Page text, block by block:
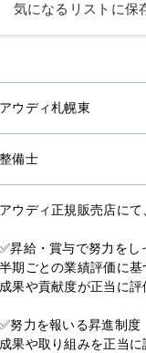
気になるリストに保
アウディ札幌東
整備士
アウディ正規販売店にて
✅昇給・賞与で努力をし
半期ごとの業績評価に基
成果や貢献度が正当に評
✅努力を報いる昇進制度
成果や取り組みを正当に